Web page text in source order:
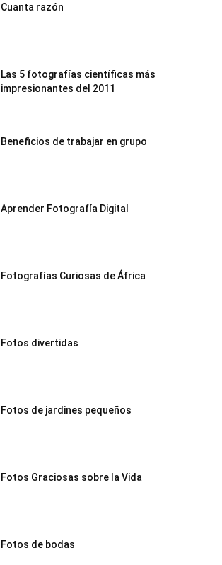
Cuanta razón
Las 5 fotografías científicas más
impresionantes del 2011
Beneficios de trabajar en grupo
Aprender Fotografía Digital
Fotografías Curiosas de África
Fotos divertidas
Fotos de jardines pequeños
Fotos Graciosas sobre la Vida
Fotos de bodas